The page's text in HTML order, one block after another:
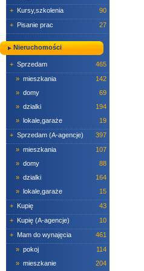
+ Kursy,szkolenia
90
+ Pisanie prac 27
Nieruchomości
+ Sprzedam
465
» mieszkania
142
» domy
69
» dzialki
194
» lokale,garaże
19
+ Sprzedam (A-agencje)
397
» mieszkania
107
» domy
88
» dzialki
164
» lokale,garaże
15
+ Kupię
43
+ Kupię (A-agencje)
10
+ Mam do wynajęcia
461
» pokoj
114
» mieszkanie
204